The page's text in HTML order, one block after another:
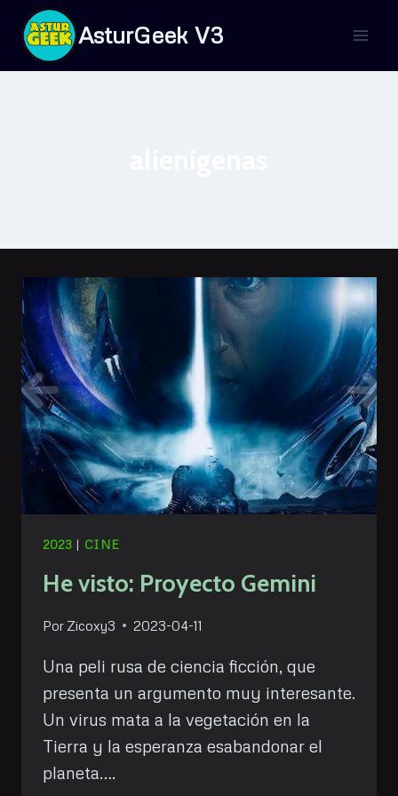
Saltar
contenido
AsturGeek V3
2023 | CINE
He visto: Proyecto Gemini
Por Zicoxy3 2023-04-11
Una peli rusa de ciencia ficción, que
presenta un argumento muy interesante.
Un virus mata a la vegetación en la
Tierra y la esperanza esabandonar el
planeta….